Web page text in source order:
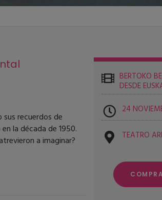
BERTOKO
DESDE
24
TEATRO
sus recuerdos de
la década de 1950.
a imaginar?